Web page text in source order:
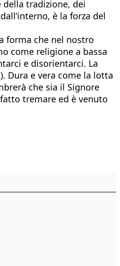
tradizione, dei
è la forza del
forma che nel nostro
come religione a bassa
e disorientarci. La
Dura e vera come la lotta
che sia il Signore
tremare ed è venuto